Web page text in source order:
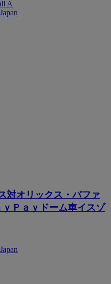
A
対オリックス・バファ
Ｐａｙドーム車イスゾ